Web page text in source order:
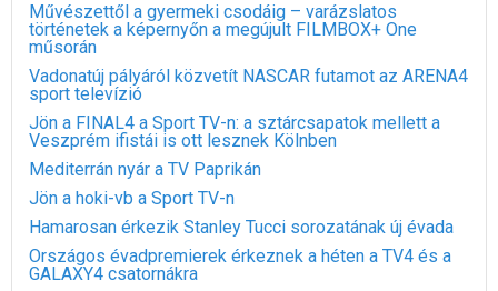
Művészettől a gyermeki csodáig – varázslatos
történetek a képernyőn a megújult FILMBOX+ One
műsorán
Vadonatúj pályáról közvetít NASCAR futamot az ARENA4
sport televízió
Jön a FINAL4 a Sport TV-n: a sztárcsapatok mellett a
Veszprém ifistái is ott lesznek Kölnben
Mediterrán nyár a TV Paprikán
Jön a hoki-vb a Sport TV-n
Hamarosan érkezik Stanley Tucci sorozatának új évada
Országos évadpremierek érkeznek a héten a TV4 és a
GALAXY4 csatornákra